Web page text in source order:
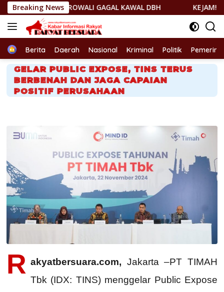
Langsung
ke
konten
Breaking NewsGAGAL KAWAL DBH KEJAM! KEPMEN ESDM
HomeBerita Daerah Nasional Kriminal Politik
GELAR PUBLIC EXPOSE, TINS TERUS
BERBENAH DAN JAGA CAPAIAN
POSITIF PERUSAHAAN
R akyatbersuara.com, Jakarta –PT TIMAH
Tbk (IDX: TINS) menggelar Public Expose